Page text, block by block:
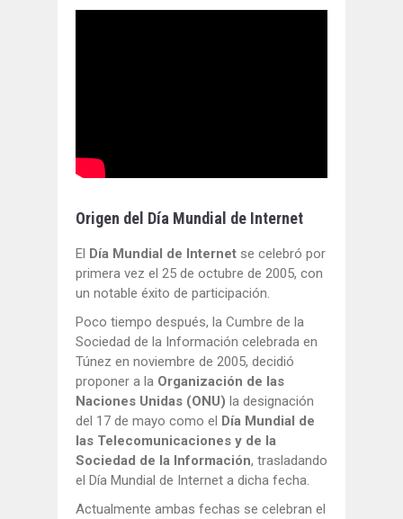
Origen del Día Mundial de Internet
El Día Mundial de Internet se celebró por
primera vez el 25 de octubre de 2005, con
un notable éxito de participación.
Poco tiempo después, la Cumbre de la
Sociedad de la Información celebrada en
Túnez en noviembre de 2005, decidió
proponer a la Organización de las
Naciones Unidas (ONU) la designación
del 17 de mayo como el
Día Mundial de
las Telecomunicaciones y de la
Sociedad de la Información, trasladando
el Día Mundial de Internet a dicha fecha.
Actualmente ambas fechas se celebran el